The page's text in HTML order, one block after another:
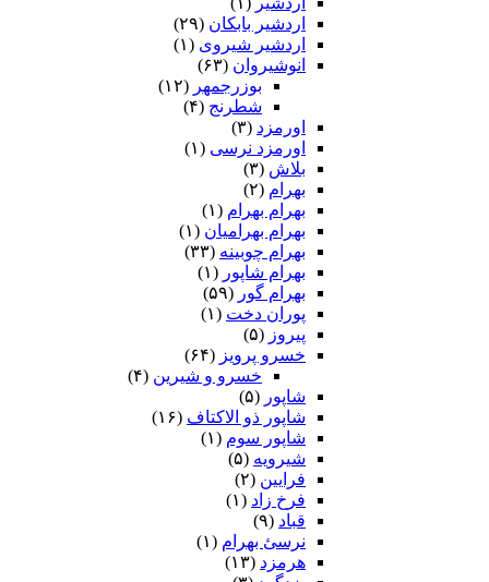
چنین داد پاسخ که فرشید ورد
بماند همه ساله بى‏خواب و خورد
مگر گوسفندش بود صد هزار
همان اسپ و استر بود زین شمار
زمین پر ز آگنده دینار اوست
که مه مغز بادش بتن بر مه پوست‏
شکم گرسنه مانده تن برهنه
نه فرزند و خویش و نه بار و بنه‏
اگر کشتمندش فروشد بزر
یکى خانه بومش کند پر گهر
شبانش همى گوشت جوشد بشیر
خود او نان ارزن خورد با پنیر
دو جامه ندیدست هرگز بهم
از ویست هم بر تن او ستم‏
چنین گفت با خار زن شهریار
اردشیر بابکان (۲۹)
اردشیر شیروی (۱)
انوشیروان (۶۳)
بوزرجمهر (۱۲)
شطرنج (۴)
اورمزد (۳)
اورمزد نرسى‏ (۱)
بلاش (۳)
بهرام (۲)
بهرام بهرام (۱)
بهرام بهرامیان‏ (۱)
بهرام چوبینه (۳۳)
بهرام شاپور (۱)
بهرام گور (۵۹)
پوران دخت (۱)
پیروز (۵)
خسرو پرویز (۶۴)
خسرو و شیرین (۴)
شاپور (۵)
شاپور ذو الاکتاف (۱۶)
شاپور سوم‏ (۱)
شیرویه (۵)
فرایین (۲)
فرخ زاد (۱)
قباد (۹)
نرسئ بهرام‏ (۱)
هرمزد (۱۳)